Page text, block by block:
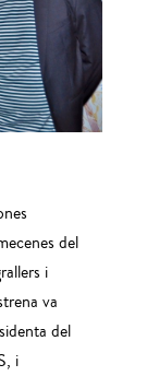
del
i
va
del
i